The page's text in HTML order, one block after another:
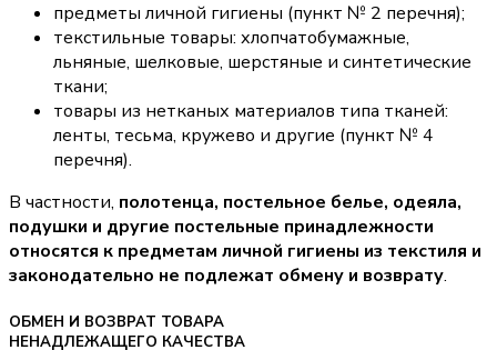
предметы личной гигиены (пункт № 2 перечня);
текстильные товары: хлопчатобумажные,
льняные, шелковые, шерстяные и синтетические
ткани;
товары из нетканых материалов типа тканей:
ленты, тесьма, кружево и другие (пункт № 4
перечня).
В частности, полотенца, постельное белье, одеяла,
подушки и другие постельные принадлежности
относятся к предметам личной гигиены из текстиля и
законодательно не подлежат обмену и возврату.
ОБМЕН И ВОЗВРАТ ТОВАРА
НЕНАДЛЕЖАЩЕГО КАЧЕСТВА